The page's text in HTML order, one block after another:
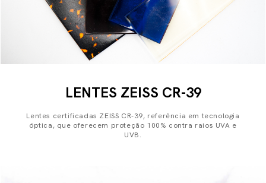
LENTES ZEISS CR-39
Lentes certificadas ZEISS CR-39, referência em tecnologia
óptica, que oferecem proteção 100% contra raios UVA e
UVB.